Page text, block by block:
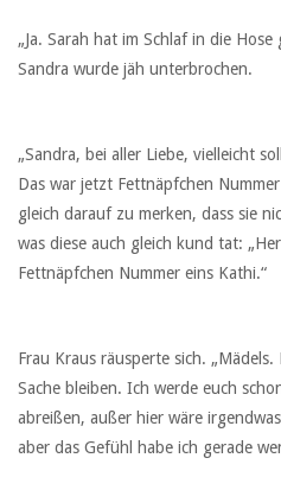
„Ja. Sarah hat im Schlaf in die
Sandra wurde jäh unterbrochen.
„Sandra, bei aller Liebe, vielleicht
Das war jetzt Fettnäpfchen
gleich darauf zu merken, dass sie
was diese auch gleich kund tat:
Fettnäpfchen Nummer eins Kathi.“
Frau Kraus räusperte sich.
Sache bleiben. Ich werde euch
abreißen, außer hier wäre
aber das Gefühl habe ich gerade